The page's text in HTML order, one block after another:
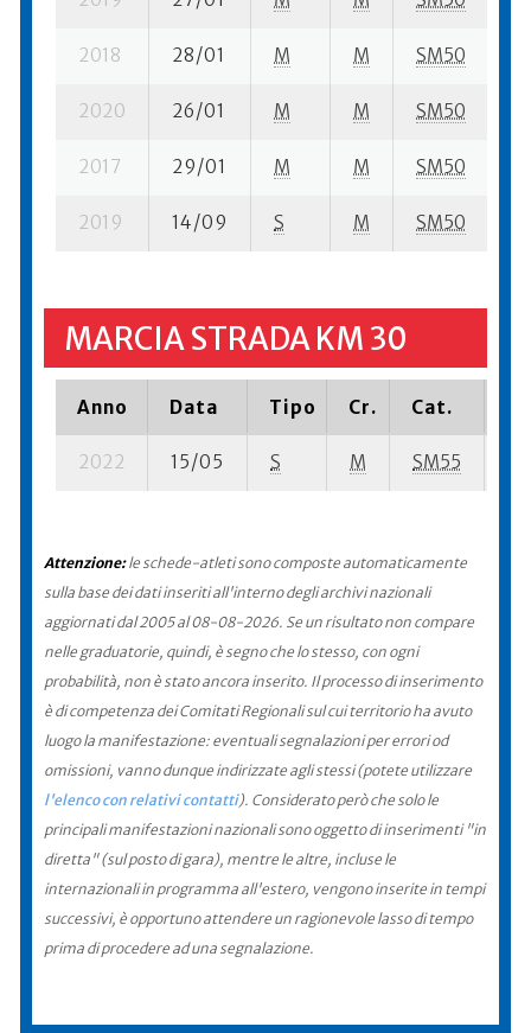
2018 28/01 M M SM50
2020 26/01 M M SM50
2017 29/01 M M SM50
2019 14/09 S M SM50
MARCIA STRADA KM 30
Anno Data Tipo Cr. Cat.
2022 15/05 S M SM55
Attenzione:le schede-atleti sono composte automaticamente
sulla base dei dati inseriti all'interno degli archivi nazionali
aggiornati dal 2005 al 08-08-2026. Se un risultato non compare
nelle graduatorie, quindi, è segno che lo stesso, con ogni
probabilità, non è stato ancora inserito. Il processo di inserimento
è di competenza dei Comitati Regionali sul cui territorio ha avuto
luogo la manifestazione: eventuali segnalazioni per errori od
omissioni, vanno dunque indirizzate agli stessi (potete utilizzare
l'elenco con relativi contatti). Considerato però che solo le
principali manifestazioni nazionali sono oggetto di inserimenti "in
diretta" (sul posto di gara), mentre le altre, incluse le
internazionali in programma all'estero, vengono inserite in tempi
successivi, è opportuno attendere un ragionevole lasso di tempo
prima di procedere ad una segnalazione.